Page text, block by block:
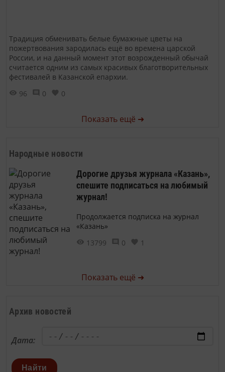
Традиция обменивать белые бумажные цветы на
пожертвования зародилась ещё во времена царской
России, и на данный момент этот возрожденный обычай
считается одним из самых красивых благотворительных
фестивалей в Казанской епархии.
96
0 0
Показать ещё ➜
Народные новости
Дорогие друзья журнала «Казань»,
спешите подписаться на любимый
журнал!
Продолжается подписка на журнал
«Казань»
13799
0 1
Показать ещё ➜
Архив новостей
Дата:
Найти